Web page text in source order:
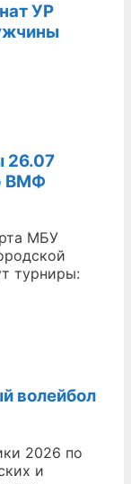
УР
26.07
ВМФ
МБУ
турниры:
волейбол
2026 по
и